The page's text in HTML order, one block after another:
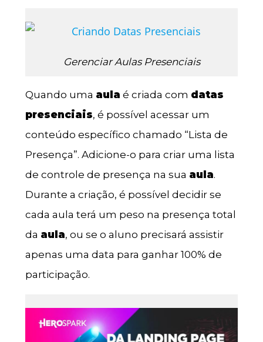
Gerenciar Aulas Presenciais
Quando uma aula é criada com datas
presenciais, é possível acessar um
conteúdo específico chamado “Lista de
Presença”. Adicione-o para criar uma lista
de controle de presença na sua aula.
Durante a criação, é possível decidir se
cada aula terá um peso na presença total
da aula, ou se o aluno precisará assistir
apenas uma data para ganhar 100% de
participação.